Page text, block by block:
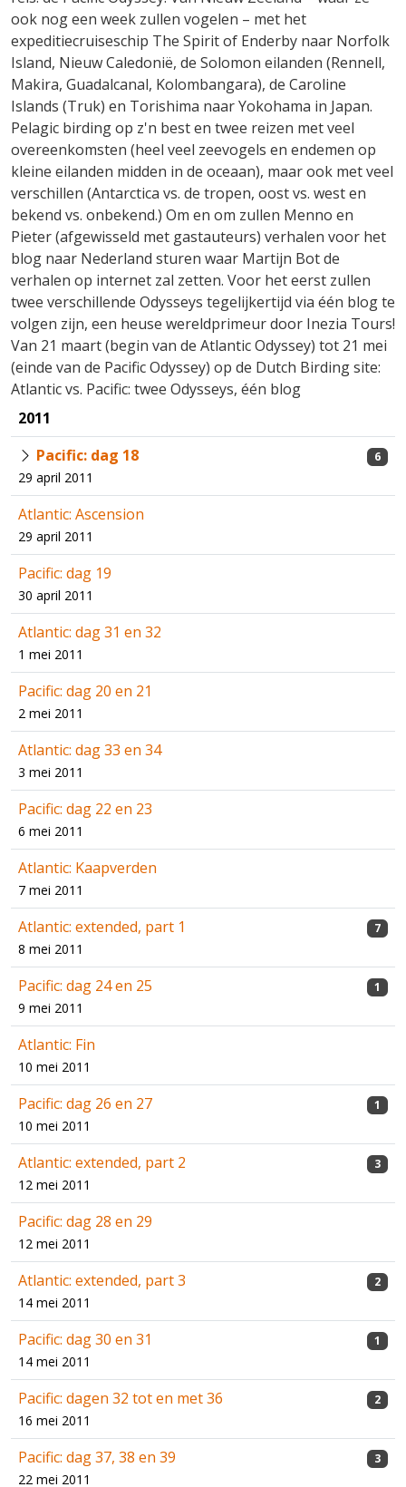
ook nog een week zullen vogelen – met het
expeditiecruiseschip The Spirit of Enderby naar Norfolk
Island, Nieuw Caledonië, de Solomon eilanden (Rennell,
Makira, Guadalcanal, Kolombangara), de Caroline
Islands (Truk) en Torishima naar Yokohama in Japan.
Pelagic birding op z'n best en twee reizen met veel
overeenkomsten (heel veel zeevogels en endemen op
kleine eilanden midden in de oceaan), maar ook met veel
verschillen (Antarctica vs. de tropen, oost vs. west en
bekend vs. onbekend.) Om en om zullen Menno en
Pieter (afgewisseld met gastauteurs) verhalen voor het
blog naar Nederland sturen waar Martijn Bot de
verhalen op internet zal zetten. Voor het eerst zullen
twee verschillende Odysseys tegelijkertijd via één blog te
volgen zijn, een heuse wereldprimeur door Inezia Tours!
Van 21 maart (begin van de Atlantic Odyssey) tot 21 mei
(einde van de Pacific Odyssey) op de Dutch Birding site:
Atlantic vs. Pacific: twee Odysseys, één blog
2011
Pacific: dag 18
29 april 2011
6
Atlantic: Ascension
29 april 2011
Pacific: dag 19
30 april 2011
Atlantic: dag 31 en 32
1 mei 2011
Pacific: dag 20 en 21
2 mei 2011
Atlantic: dag 33 en 34
3 mei 2011
Pacific: dag 22 en 23
6 mei 2011
Atlantic: Kaapverden
7 mei 2011
Atlantic: extended, part 1
8 mei 2011
7
Pacific: dag 24 en 25
9 mei 2011
1
Atlantic: Fin
10 mei 2011
Pacific: dag 26 en 27
10 mei 2011
1
Atlantic: extended, part 2
12 mei 2011
3
Pacific: dag 28 en 29
12 mei 2011
Atlantic: extended, part 3
14 mei 2011
2
Pacific: dag 30 en 31
14 mei 2011
1
Pacific: dagen 32 tot en met 36
16 mei 2011
2
Pacific: dag 37, 38 en 39
22 mei 2011
3